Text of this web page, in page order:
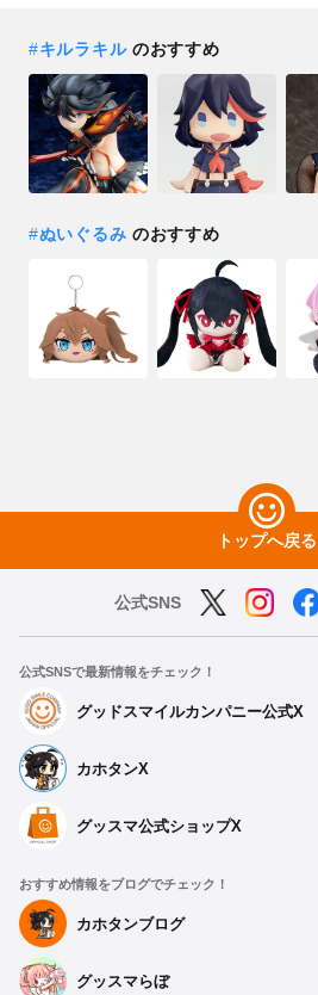
ぬいぐるみ 纏流子
#キルラキルのおすすめ
#ぬいぐるみ のおすすめ
トップへ戻る
公式SNS
公式SNSで最新情報をチェック！
グッドスマイルカンパニー公式X
カホタンX
グッスマ公式ショップX
おすすめ情報をブログでチェック！
カホタンブログ
グッスマらぼ